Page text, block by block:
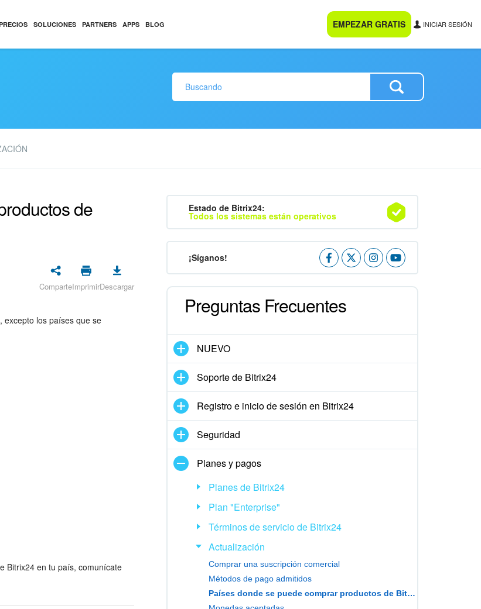
SOLUCIONES PARTNERS APPS BLOG EMPEZAR GRATIS INICIAR SESIÓN
de
ComparteImprimirDescargar
excepto los países que se
Bitrix24 en tu país, comunícate
Estado de Bitrix24:
Todos los sistemas están operativos
¡Síganos!
Preguntas Frecuentes
NUEVO
Soporte de Bitrix24
Registro e inicio de sesión en Bitrix24
Seguridad
Planes y pagos
Planes de Bitrix24
Plan "Enterprise"
Términos de servicio de Bitrix24
Actualización
Comprar una suscripción comercial
Métodos de pago admitidos
Países donde se puede comprar productos de Bitrix24